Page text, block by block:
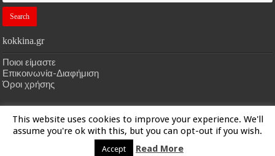
kokkina.gr
Ποιοι είμαστε
Επικοινωνία-Διαφήμιση
Όροι χρήσης
HOMEkokkina.gr | Designed bykokkina.gr
© Copyright 2026, All Rights Reserved
This website uses cookies to improve your experience. We'll
assume you're ok with this, but you can opt-out if you wish.
Accept Read More